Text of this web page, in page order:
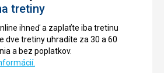
tretiny
ihneď a zaplaťte iba tretinu
dve tretiny uhradíte za 30 a 60
a bez poplatkov.